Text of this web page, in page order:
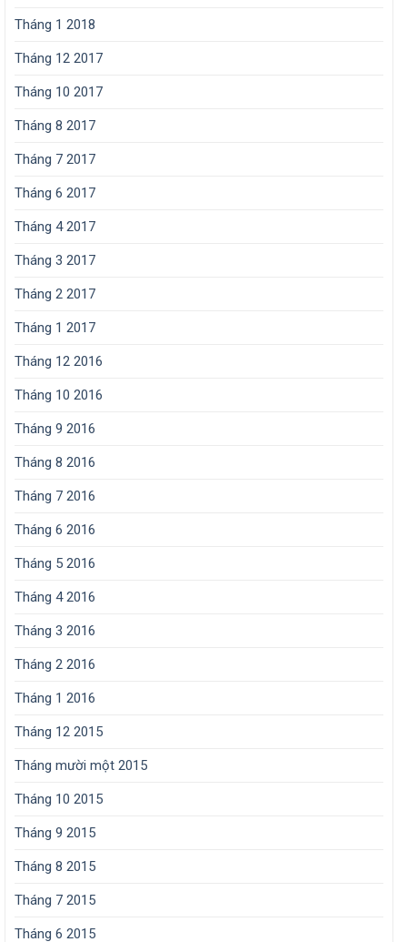
Tháng 1 2018
Tháng 12 2017
Tháng 10 2017
Tháng 8 2017
Tháng 7 2017
Tháng 6 2017
Tháng 4 2017
Tháng 3 2017
Tháng 2 2017
Tháng 1 2017
Tháng 12 2016
Tháng 10 2016
Tháng 9 2016
Tháng 8 2016
Tháng 7 2016
Tháng 6 2016
Tháng 5 2016
Tháng 4 2016
Tháng 3 2016
Tháng 2 2016
Tháng 1 2016
Tháng 12 2015
Tháng mười một 2015
Tháng 10 2015
Tháng 9 2015
Tháng 8 2015
Tháng 7 2015
Tháng 6 2015